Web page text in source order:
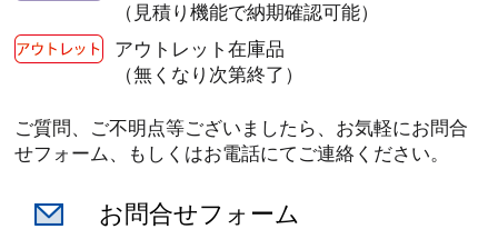
（見積り機能で納期確認可能）
アウトレット在庫品
（無くなり次第終了）
ご質問、ご不明点等ございましたら、お気軽にお問合
せフォーム、もしくはお電話にてご連絡ください。
お問合せフォーム